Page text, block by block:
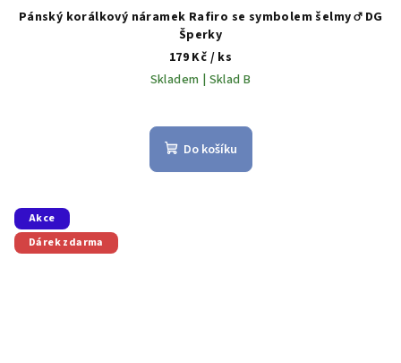
Pánský korálkový náramek Rafiro se symbolem šelmy ♂️ DG
Šperky
179 Kč / ks
Skladem | Sklad B
Do košíku
Akce
Dárek zdarma